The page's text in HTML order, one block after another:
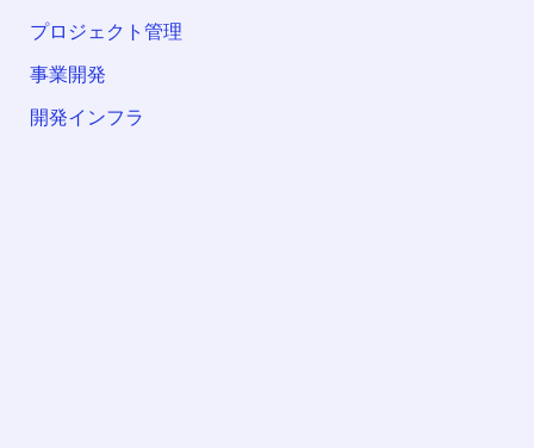
プロジェクト管理
事業開発
開発インフラ